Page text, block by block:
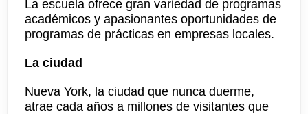
La escuela ofrece gran variedad de programas
académicos y apasionantes oportunidades de
programas de prácticas en empresas locales.
La ciudad
Nueva York, la ciudad que nunca duerme,
atrae cada años a millones de visitantes que